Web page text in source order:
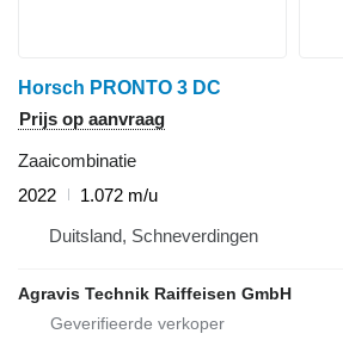
Horsch PRONTO 3 DC
Prijs op aanvraag
Zaaicombinatie
2022
1.072 m/u
Duitsland, Schneverdingen
Agravis Technik Raiffeisen GmbH